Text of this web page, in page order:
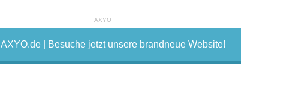
AXYO
AXYO.de | Besuche jetzt unsere brandneue Website!